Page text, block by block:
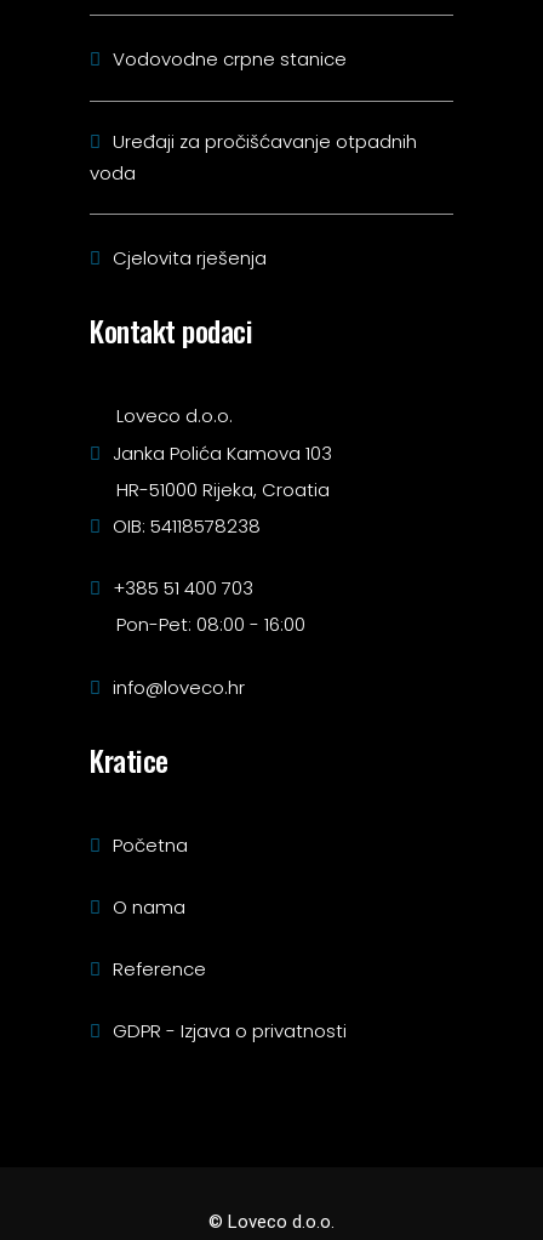
Vodovodne crpne stanice
Uređaji za pročišćavanje otpadnih
voda
Cjelovita rješenja
Kontakt podaci
Loveco d.o.o.
Janka Polića Kamova 103
HR-51000 Rijeka, Croatia
OIB: 54118578238
+385 51 400 703
Pon-Pet: 08:00 - 16:00
info@loveco.hr
Kratice
Početna
O nama
Reference
GDPR - Izjava o privatnosti
© Loveco d.o.o.